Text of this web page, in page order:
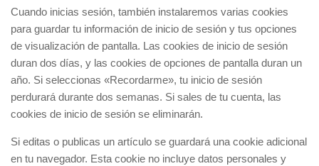
Cuando inicias sesión, también instalaremos varias cookies
para guardar tu información de inicio de sesión y tus opciones
de visualización de pantalla. Las cookies de inicio de sesión
duran dos días, y las cookies de opciones de pantalla duran un
año. Si seleccionas «Recordarme», tu inicio de sesión
perdurará durante dos semanas. Si sales de tu cuenta, las
cookies de inicio de sesión se eliminarán.
Si editas o publicas un artículo se guardará una cookie adicional
en tu navegador. Esta cookie no incluye datos personales y